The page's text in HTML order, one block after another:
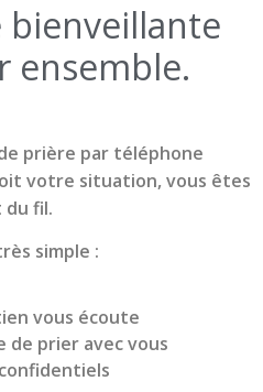
bienveillante
ensemble.
prière par téléphone
votre situation, vous êtes
du fil.
simple :
vous écoute
de prier avec vous